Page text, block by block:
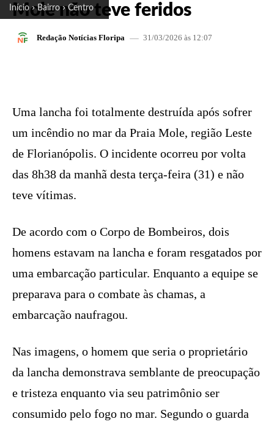
Início Bairro Centro
Mole não teve feridos
Redação Notícias Floripa 31/03/2026 às 12:07
Uma lancha foi totalmente destruída após sofrer
um incêndio no mar da Praia Mole, região Leste
de Florianópolis. O incidente ocorreu por volta
das 8h38 da manhã desta terça-feira (31) e não
teve vítimas.
De acordo com o Corpo de Bombeiros, dois
homens estavam na lancha e foram resgatados por
uma embarcação particular. Enquanto a equipe se
preparava para o combate às chamas, a
embarcação naufragou.
Nas imagens, o homem que seria o proprietário
da lancha demonstrava semblante de preocupação
e tristeza enquanto via seu patrimônio ser
consumido pelo fogo no mar. Segundo o guarda